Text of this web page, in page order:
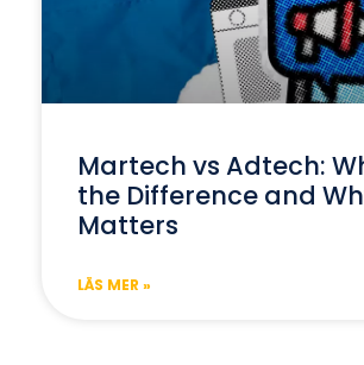
Martech vs Adtech:
the Difference and
Matters
LÄS MER »